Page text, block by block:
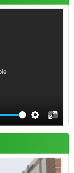
SettingsEnter